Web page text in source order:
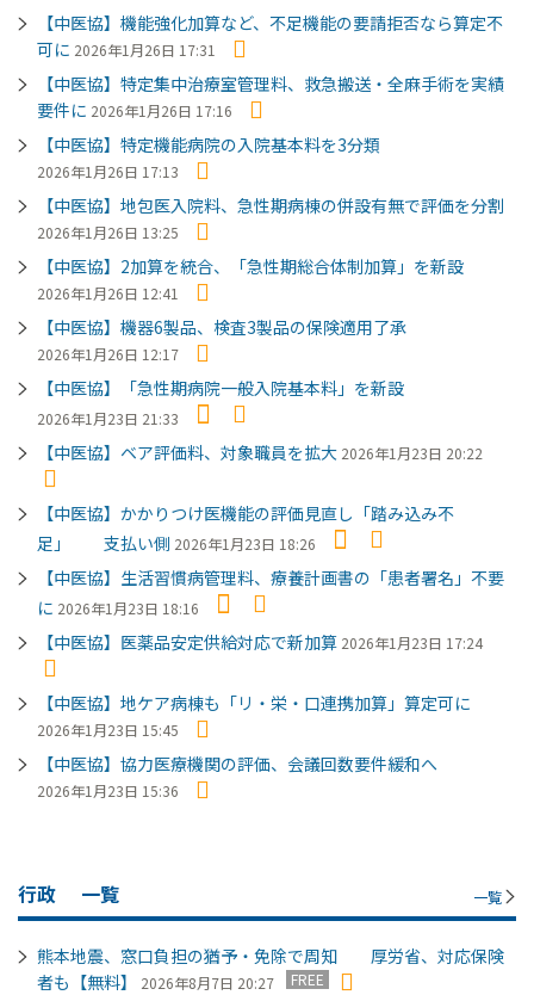
【中医協】機能強化加算など、不足機能の要請拒否なら算定不
可に 2026年1月26日 17:31
【中医協】特定集中治療室管理料、救急搬送・全麻手術を実績
要件に 2026年1月26日 17:16
【中医協】特定機能病院の入院基本料を3分類
2026年1月26日 17:13
【中医協】地包医入院料、急性期病棟の併設有無で評価を分割
2026年1月26日 13:25
【中医協】2加算を統合、「急性期総合体制加算」を新設
2026年1月26日 12:41
【中医協】機器6製品、検査3製品の保険適用了承
2026年1月26日 12:17
【中医協】「急性期病院一般入院基本料」を新設
2026年1月23日 21:33
【中医協】ベア評価料、対象職員を拡大 2026年1月23日 20:22
【中医協】かかりつけ医機能の評価見直し「踏み込み不
足」 支払い側 2026年1月23日 18:26
【中医協】生活習慣病管理料、療養計画書の「患者署名」不要
に 2026年1月23日 18:16
【中医協】医薬品安定供給対応で新加算 2026年1月23日 17:24
【中医協】地ケア病棟も「リ・栄・口連携加算」算定可に
2026年1月23日 15:45
【中医協】協力医療機関の評価、会議回数要件緩和へ
2026年1月23日 15:36
行政 一覧 一覧
熊本地震、窓口負担の猶予・免除で周知 厚労省、対応保険
者も【無料】
2026年8月7日 20:27 FREE